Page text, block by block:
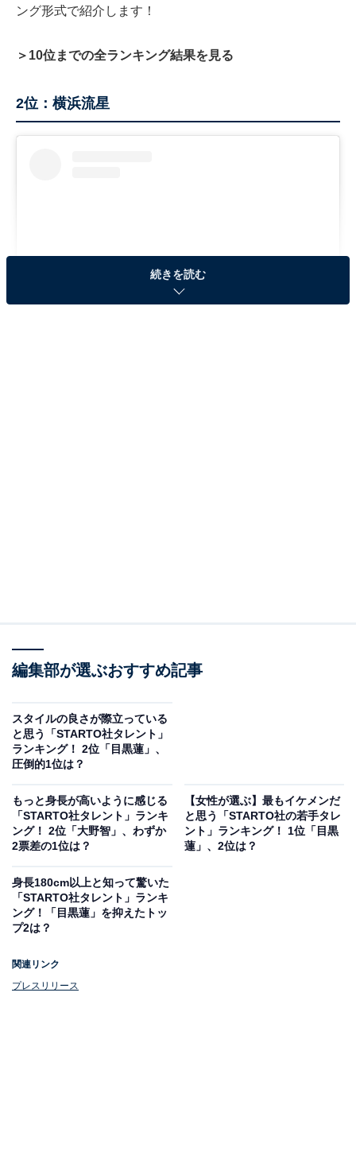
ング形式で紹介します！
＞10位までの全ランキング結果を見る
2位：横浜流星
う」といった声が寄せられました。定期的にかっこいい
顔を眺めたいという意見や、優しく見守ってくれそうな
ージされています。
あわせて読みたい
優」ランキング！ 2位「横浜流星」を抑えた1
位は？【2026年調査】
続きを読む
編集部が選ぶおすすめ記事
スタイルの良さが際立っている
と思う「STARTO社タレント」
ランキング！ 2位「目黒蓮」、
圧倒的1位は？
もっと身長が高いように感じる
「STARTO社タレント」ランキ
ング！ 2位「大野智」、わずか
2票差の1位は？
【女性が選ぶ】最もイケメンだ
と思う「STARTO社の若手タレ
ント」ランキング！ 1位「目黒
蓮」、2位は？
身長180cm以上と知って驚いた
「STARTO社タレント」ランキ
ング！「目黒蓮」を抑えたトッ
プ2は？
関連リンク
プレスリリース